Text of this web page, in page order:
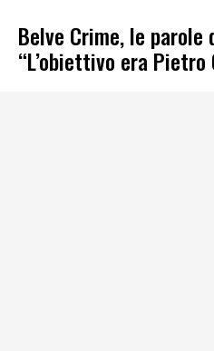
Belve Crime, le parole
“L’obiettivo era Pietro